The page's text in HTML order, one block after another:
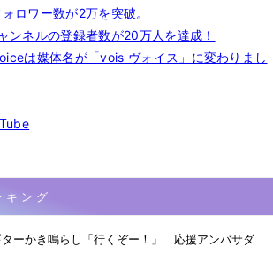
ワー数が2万を突破。
ネルの登録者数が20万人を達成！
は媒体名が「vois ヴォイス」に変わりまし
キング
ーかき鳴らし「行くぞー！」 応援アンバサダ